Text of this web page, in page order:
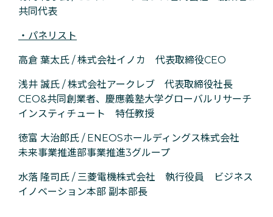
共同代表
・パネリスト
高倉 葉太氏 / 株式会社イノカ 代表取締役CEO
浅井 誠氏 / 株式会社アークレブ 代表取締役社長
CEO&共同創業者、慶應義塾大学グローバルリサーチ
インスティチュート 特任教授
徳富 大治郎氏 / ENEOSホールディングス株式会社
未来事業推進部事業推進3グループ
水落 隆司氏 / 三菱電機株式会社 執行役員 ビジネス
イノベーション本部 副本部長